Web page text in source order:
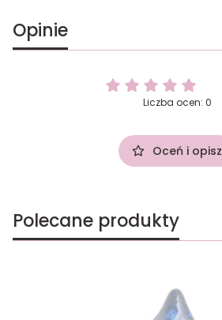
Opinie
Liczba ocen: 0
Oceń i opisz
Polecane produkty